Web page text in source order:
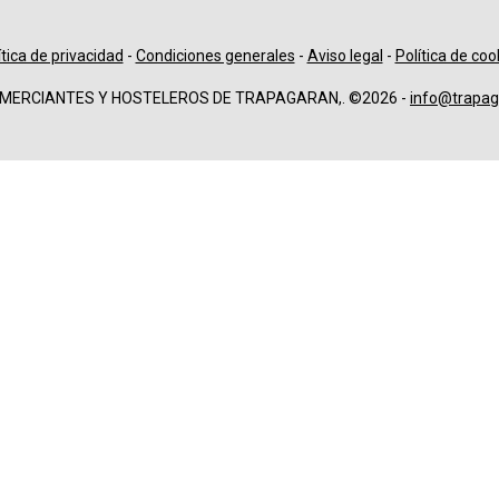
de privacidad - Condiciones generales - Aviso legal - Política de
Y HOSTELEROS DE TRAPAGARAN,. ©2026 -